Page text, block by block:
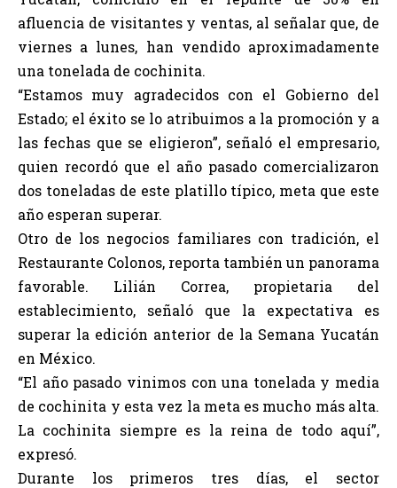
afluencia de visitantes y ventas, al señalar que, de
viernes a lunes, han vendido aproximadamente
una tonelada de cochinita.
“Estamos muy agradecidos con el Gobierno del
Estado; el éxito se lo atribuimos a la promoción y a
las fechas que se eligieron”, señaló el empresario,
quien recordó que el año pasado comercializaron
dos toneladas de este platillo típico, meta que este
año esperan superar.
Otro de los negocios familiares con tradición, el
Restaurante Colonos, reporta también un panorama
favorable. Lilián Correa, propietaria del
establecimiento, señaló que la expectativa es
superar la edición anterior de la Semana Yucatán
en México.
“El año pasado vinimos con una tonelada y media
de cochinita y esta vez la meta es mucho más alta.
La cochinita siempre es la reina de todo aquí”,
expresó.
Durante los primeros tres días, el sector